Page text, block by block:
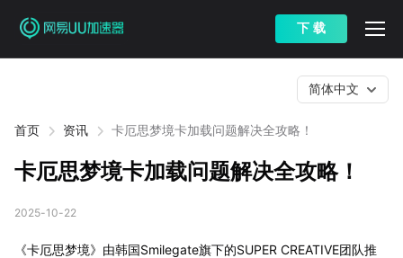
下 载
首页 资讯 卡厄思梦境卡加载问题解决全攻略！
简体中文
卡厄思梦境卡加载问题解决全攻略！
2025-10-22
《卡厄思梦境》由韩国Smilegate旗下的SUPER CREATIVE团队推